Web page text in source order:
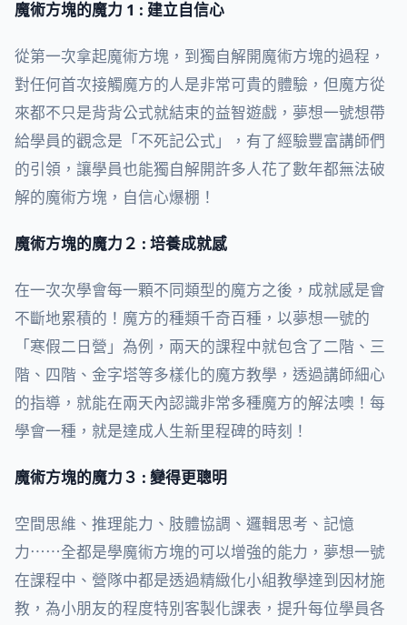
魔術方塊的魔力 1 : 建立自信心
從第一次拿起魔術方塊，到獨自解開魔術方塊的過程，
對任何首次接觸魔方的人是非常可貴的體驗，但魔方從
來都不只是背背公式就結束的益智遊戲，夢想一號想帶
給學員的觀念是「不死記公式」，有了經驗豐富講師們
的引領，讓學員也能獨自解開許多人花了數年都無法破
解的魔術方塊，自信心爆棚！
魔術方塊的魔力２ : 培養成就感
在一次次學會每一顆不同類型的魔方之後，成就感是會
不斷地累積的！魔方的種類千奇百種，以夢想一號的
「寒假二日營」為例，兩天的課程中就包含了二階、三
階、四階、金字塔等多樣化的魔方教學，透過講師細心
的指導，就能在兩天內認識非常多種魔方的解法噢！每
學會一種，就是達成人生新里程碑的時刻！
魔術方塊的魔力３ : 變得更聰明
空間思維、推理能力、肢體協調、邏輯思考、記憶
力⋯⋯全都是學魔術方塊的可以增強的能力，夢想一號
在課程中、營隊中都是透過精緻化小組教學達到因材施
教，為小朋友的程度特別客製化課表，提升每位學員各